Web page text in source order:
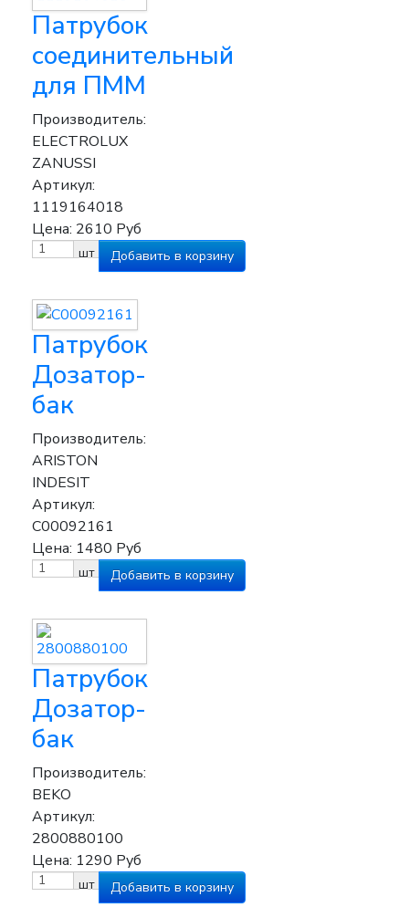
Патрубок
соединительный
для ПММ
Производитель:
ELECTROLUX
ZANUSSI
Артикул:
1119164018
Цена: 2610 Руб
шт
Патрубок
Дозатор-
бак
Производитель:
ARISTON
INDESIT
Артикул:
C00092161
Цена: 1480 Руб
шт
Патрубок
Дозатор-
бак
Производитель:
BEKO
Артикул:
2800880100
Цена: 1290 Руб
шт